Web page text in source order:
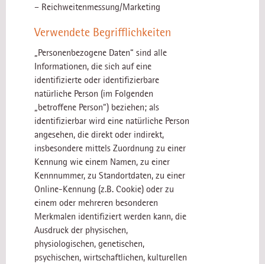
– Reichweitenmessung/Marketing
Verwendete Begrifflichkeiten
„Personenbezogene Daten“ sind alle
Informationen, die sich auf eine
identifizierte oder identifizierbare
natürliche Person (im Folgenden
„betroffene Person“) beziehen; als
identifizierbar wird eine natürliche Person
angesehen, die direkt oder indirekt,
insbesondere mittels Zuordnung zu einer
Kennung wie einem Namen, zu einer
Kennnummer, zu Standortdaten, zu einer
Online-Kennung (z.B. Cookie) oder zu
einem oder mehreren besonderen
Merkmalen identifiziert werden kann, die
Ausdruck der physischen,
physiologischen, genetischen,
psychischen, wirtschaftlichen, kulturellen